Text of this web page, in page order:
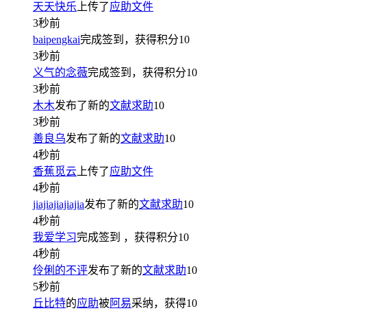
天天快乐 上传了应助文件
3秒前
baipengkai完成签到，获得积分10
3秒前
义气的念薇完成签到，获得积分10
3秒前
木木发布了新的文献求助10
3秒前
善良乌发布了新的文献求助10
4秒前
香蕉觅云 上传了应助文件
4秒前
jiajiajiajiajia发布了新的文献求助10
4秒前
我爱学习完成签到 ，获得积分10
4秒前
伶俐的不评发布了新的文献求助10
5秒前
丘比特的应助被阿易采纳，获得10